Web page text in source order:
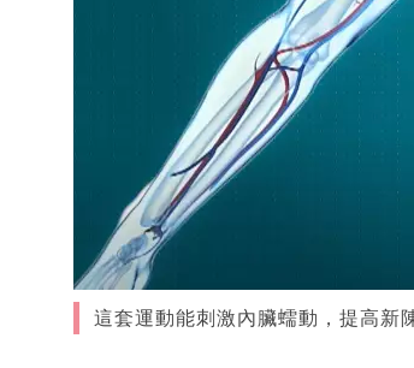
這套運動能刺激內臟蠕動，提高新